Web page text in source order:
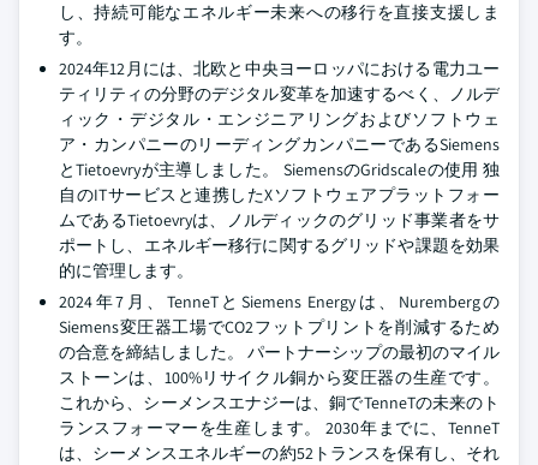
し、持続可能なエネルギー未来への移行を直接支援しま
す。
2024年12月には、北欧と中央ヨーロッパにおける電力ユー
ティリティの分野のデジタル変革を加速するべく、ノルデ
ィック・デジタル・エンジニアリングおよびソフトウェ
ア・カンパニーのリーディングカンパニーであるSiemens
とTietoevryが主導しました。 SiemensのGridscaleの使用 独
自のITサービスと連携したXソフトウェアプラットフォー
ムであるTietoevryは、ノルディックのグリッド事業者をサ
ポートし、エネルギー移行に関するグリッドや課題を効果
的に管理します。
2024年7月、TenneTとSiemens Energyは、Nurembergの
Siemens変圧器工場でCO2フットプリントを削減するため
の合意を締結しました。 パートナーシップの最初のマイル
ストーンは、100%リサイクル銅から変圧器の生産です。
これから、シーメンスエナジーは、銅でTenneTの未来のト
ランスフォーマーを生産します。 2030年までに、TenneT
は、シーメンスエネルギーの約52トランスを保有し、それ